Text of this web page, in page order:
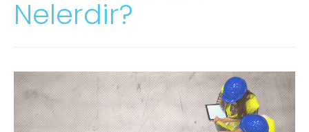
Nelerdir?